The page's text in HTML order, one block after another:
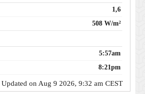
1,6
508 W/m²
5:57am
8:21pm
Updated on Aug 9 2026, 9:32 am CEST